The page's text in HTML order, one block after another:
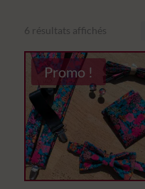
6 résultats affichés
Promo !